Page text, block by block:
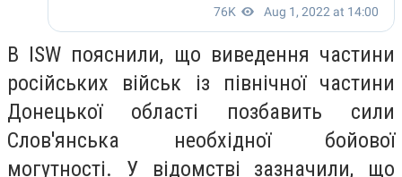
В ISW пояснили, що виведення частини
російських військ із північної частини
Донецької області позбавить сили
Слов'янська необхідної бойової
могутності. У відомстві зазначили, що